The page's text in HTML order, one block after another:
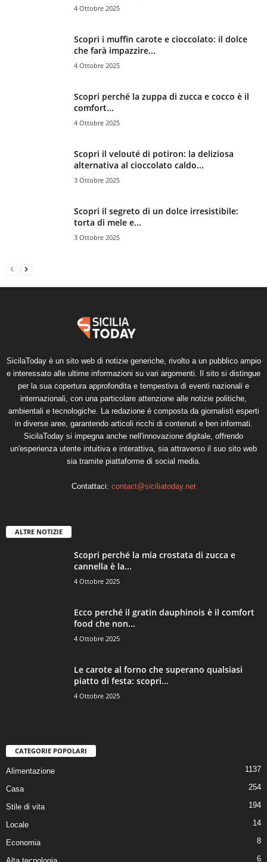
4 Ottobre 2025
Scopri i muffin carote e cioccolato: il dolce
che farà impazzire...
4 Ottobre 2025
Scopri perché la zuppa di zucca e cocco è il
comfort...
4 Ottobre 2025
Scopri il velouté di potiron: la deliziosa
alternativa al cioccolato caldo...
3 Ottobre 2025
Scopri il segreto di un dolce irresistibile:
torta di mele e...
3 Ottobre 2025
SicilaToday è un sito web di notizie generiche, rivolto a un pubblico ampio
e interessato alle ultime informazioni su vari argomenti. Il sito si distingue
per la sua copertura approfondita e tempestiva di eventi nazionali e
internazionali, con una particolare attenzione alle notizie politiche,
ambientali e tecnologiche. La redazione è composta da giornalisti esperti
in diverse aree, garantendo articoli ricchi di contenuti e ben informati.
SicilaToday si impegna anche nell'innovazione digitale, offrendo
un'esperienza utente intuitiva e interattiva, sia attraverso il suo sito web
sia tramite piattaforme di social media.
Contattaci: contact@siciliatoday.net
ALTRE NOTIZIE
Scopri perché la mia crostata di zucca e
cannella è la...
4 Ottobre 2025
Ecco perché il gratin dauphinois è il comfort
food che non...
4 Ottobre 2025
Le carote al forno che superano qualsiasi
piatto di festa: scopri...
4 Ottobre 2025
CATEGORIE POPOLARI
Alimentazione 1137
Casa 254
Stile di vita 194
Locale 14
Economia 8
6